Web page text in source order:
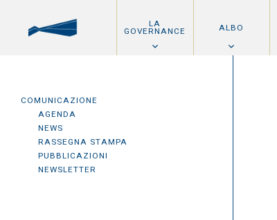
LA
GOVERNANCE ALBO
COMUNICAZIONE
AGENDA
NEWS
RASSEGNA STAMPA
PUBBLICAZIONI
NEWSLETTER